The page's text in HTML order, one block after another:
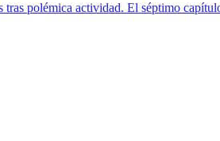
polémica actividad. El séptimo